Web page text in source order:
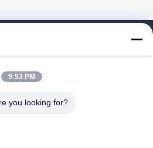
9:53 PM
you looking for?